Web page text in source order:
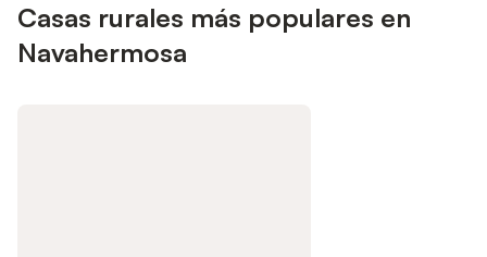
Casas rurales más populares en
Navahermosa